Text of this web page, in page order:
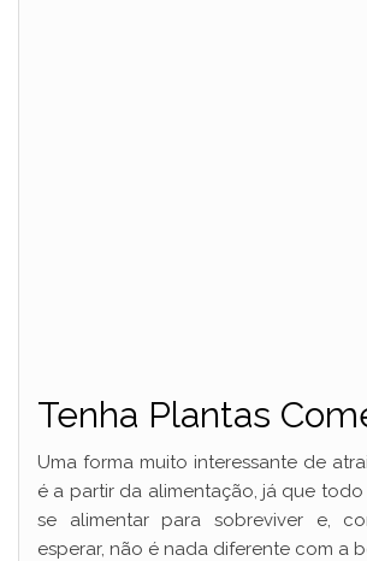
Tenha Plantas
Uma forma muito interessante de
é a partir da alimentação, já que
se alimentar para sobreviver e,
esperar, não é nada diferente com a